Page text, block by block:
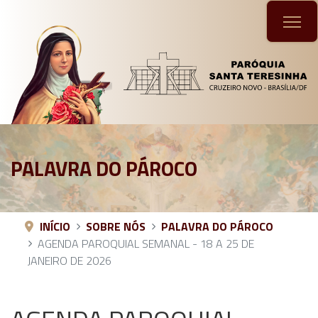
PALAVRA DO PÁROCO
INÍCIO SOBRE NÓS
PALAVRA DO PÁROCO
AGENDA PAROQUIAL SEMANAL - 18 A 25 DE
JANEIRO DE 2026